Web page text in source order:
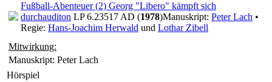
Fußball-Abenteuer (2) Georg "Libero" kämpft sich
durchauditon LP 6.23517 AD (1978)Manuskript: Peter Lach •
Regie: Hans-Joachim Herwald und Lothar Zibell
Mitwirkung:
Manuskript: Peter Lach
Hörspiel